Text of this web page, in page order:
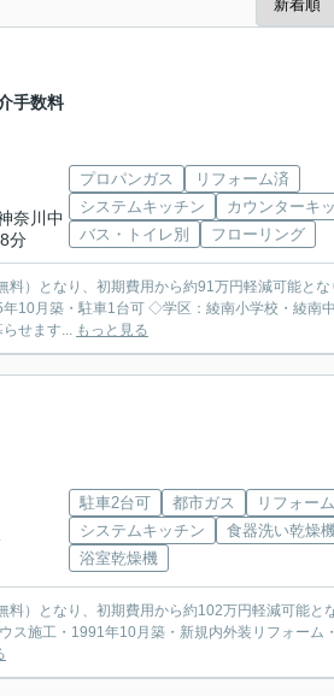
手数料
奈川中
分
プロパンガス
リフォーム済
システムキッチン
カウンターキ
バス・トイレ別
フローリング
）となり、初期費用から約91万円軽減可能とな
せます... もっと見る
駐車2台可 都市ガス
リフォー
システムキッチン
食器洗い乾燥
浴室乾燥機
）となり、初期費用から約102万円軽減可能と